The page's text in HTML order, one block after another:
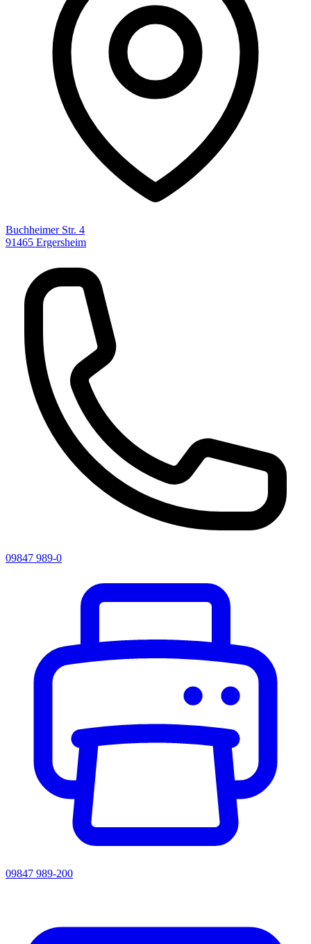
Buchheimer Str. 4
91465 Ergersheim
09847 989-0
09847 989-200